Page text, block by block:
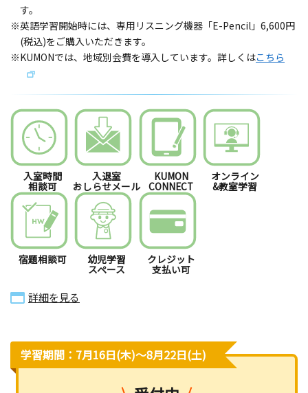
す。
※英語学習開始時には、専用リスニング機器「E-Pencil」6,600円
(税込)をご購入いただきます。
※KUMONでは、地域別会費を導入しています。詳しくはこちら
入室時間
相談可
入退室
おしらせメール
KUMON
CONNECT
オンライン
&教室学習
宿題相談可 幼児学習
スペース
クレジット
支払い可
詳細を見る
学習期間：7月16日(木)〜8月22日(土)